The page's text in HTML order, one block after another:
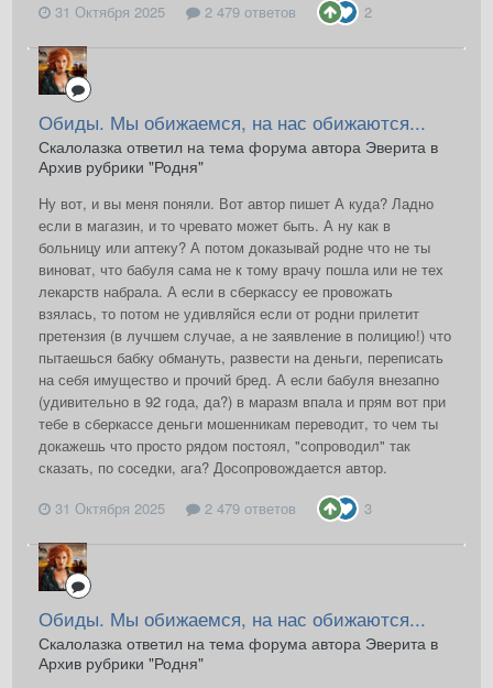
31 Октября 2025
2 479 ответов 2
Обиды. Мы обижаемся, на нас обижаются...
Скалолазка ответил на тема форума автора Эверита в
Архив рубрики "Родня"
Ну вот, и вы меня поняли. Вот автор пишет А куда? Ладно
если в магазин, и то чревато может быть. А ну как в
больницу или аптеку? А потом доказывай родне что не ты
виноват, что бабуля сама не к тому врачу пошла или не тех
лекарств набрала. А если в сберкассу ее провожать
взялась, то потом не удивляйся если от родни прилетит
претензия (в лучшем случае, а не заявление в полицию!) что
пытаешься бабку обмануть, развести на деньги, переписать
на себя имущество и прочий бред. А если бабуля внезапно
(удивительно в 92 года, да?) в маразм впала и прям вот при
тебе в сберкассе деньги мошенникам переводит, то чем ты
докажешь что просто рядом постоял, "сопроводил" так
сказать, по соседки, ага? Досопровождается автор.
31 Октября 2025
2 479 ответов 3
Обиды. Мы обижаемся, на нас обижаются...
Скалолазка ответил на тема форума автора Эверита в
Архив рубрики "Родня"